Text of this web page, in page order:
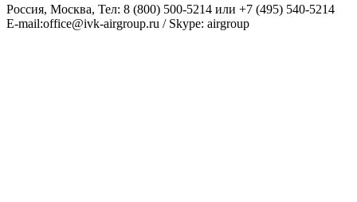
Россия, Москва, Тел: 8 (800) 500-5214 или +7 (495) 540-5214
E-mail:office@ivk-airgroup.ru / Skype: airgroup